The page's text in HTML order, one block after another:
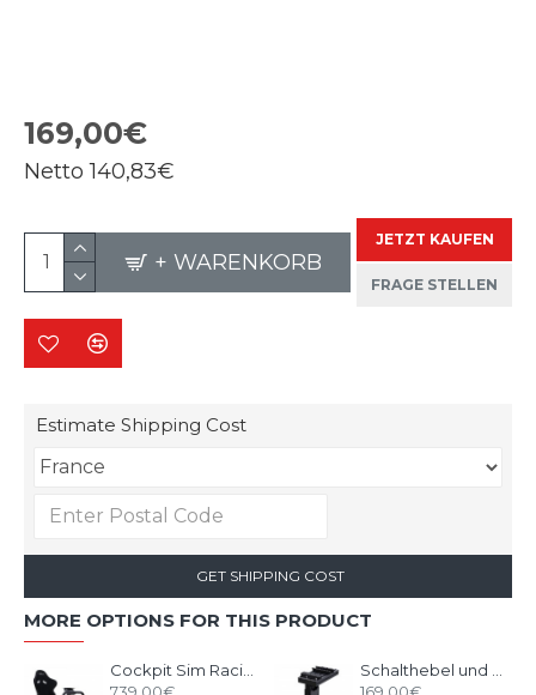
169,00€
Netto140,83€
+ WARENKORB
JETZT KAUFEN
FRAGE STELLEN
Estimate Shipping Cost
GET SHIPPING COST
MORE OPTIONS FOR THIS PRODUCT
739,00€
169,00€